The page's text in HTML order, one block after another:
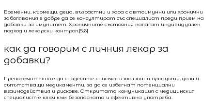
Бременни, кърмещи, деца, възрастни и хора с автоимунни или хронични
заболявания е добре да се консултират със специалист преди прием на
добавки за имунитет. Хроничните състояния налагат индивидуален
подход и лекарски контрол.[5,6]
как да говорим с личния лекар за
добавки?
Препоръчително е да споделите списък с използвани продукти, дози и
съпътстващи медикаменти, за да се избегнат потенциални
взаимодействия и рискове. Откритата комуникация с медицинския
специалист е ключ към безопасната и ефективна употреба.